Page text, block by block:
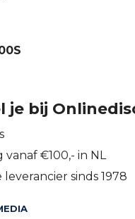
je bij
vanaf €100,- in NL
sinds 1978